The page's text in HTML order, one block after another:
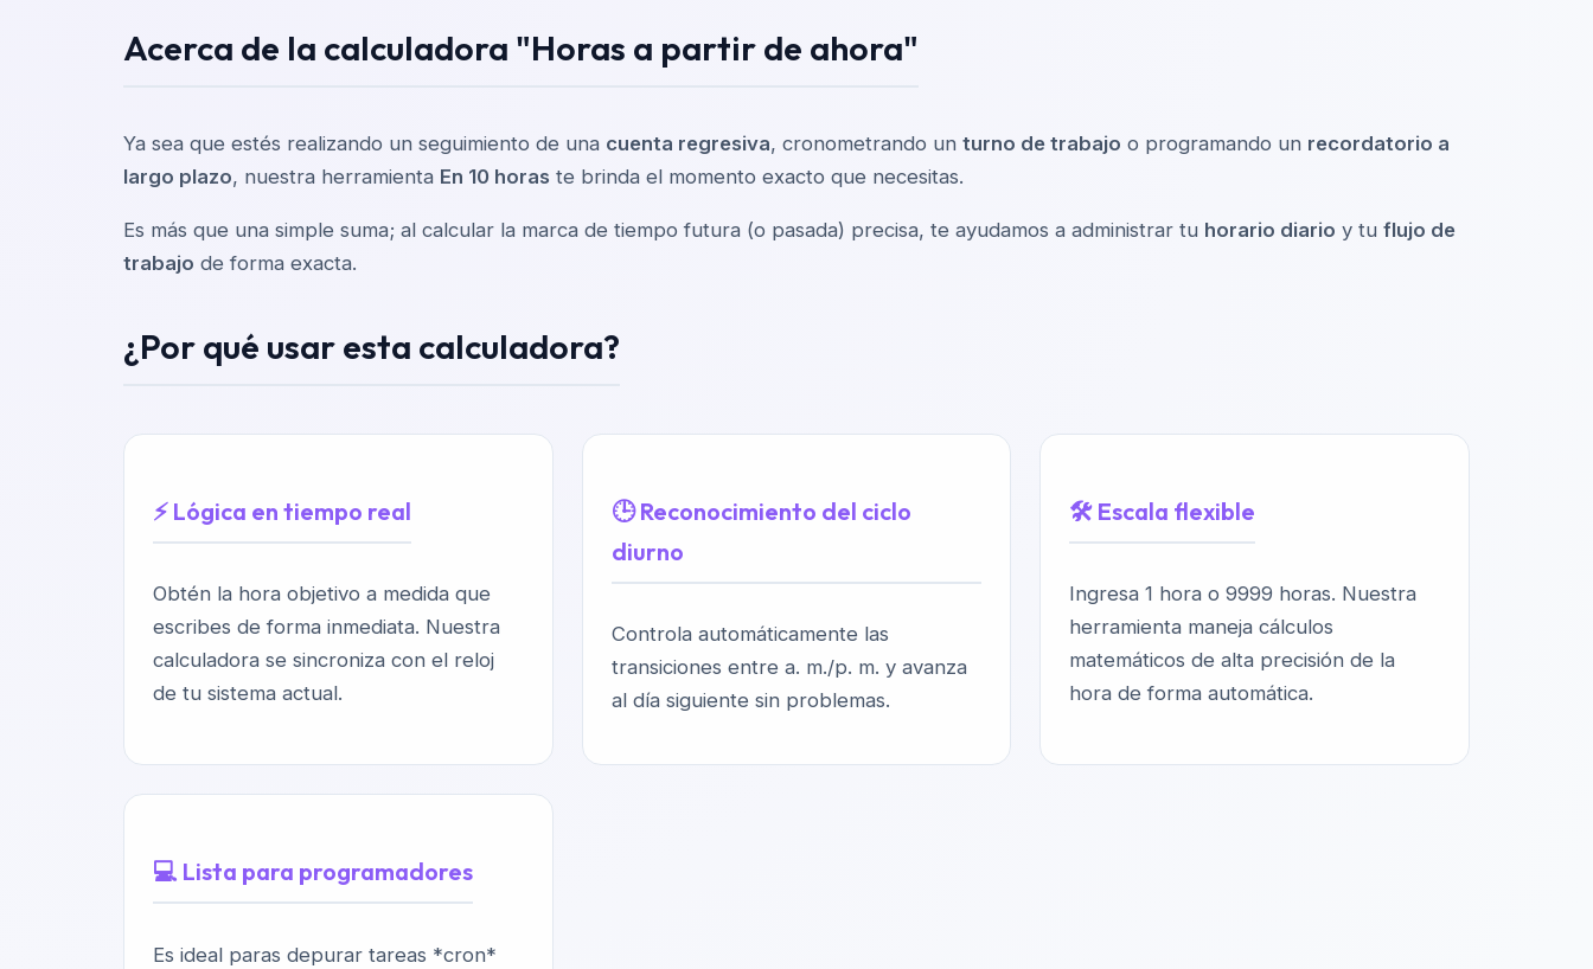
Acerca de la calculadora "Horas a partir de ahora"
Ya sea que estés realizando un seguimiento de una cuenta regresiva, cronometrando un turno de trabajo o programando un recordatorio a
largo plazo, nuestra herramienta En 10 horas te brinda el momento exacto que necesitas.
Es más que una simple suma; al calcular la marca de tiempo futura (o pasada) precisa, te ayudamos a administrar tu horario diario y tu flujo de
trabajo de forma exacta.
¿Por qué usar esta calculadora?
⚡ Lógica en tiempo real
Obtén la hora objetivo a medida que
escribes de forma inmediata. Nuestra
calculadora se sincroniza con el reloj
de tu sistema actual.
🕒 Reconocimiento del ciclo
diurno
Controla automáticamente las
transiciones entre a. m./p. m. y avanza
al día siguiente sin problemas.
🛠️ Escala flexible
Ingresa 1 hora o 9999 horas. Nuestra
herramienta maneja cálculos
matemáticos de alta precisión de la
hora de forma automática.
💻 Lista para programadores
Es ideal paras depurar tareas *cron*